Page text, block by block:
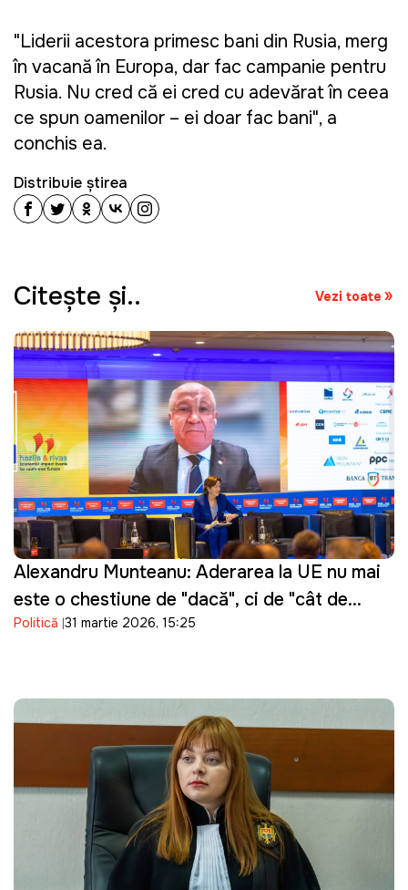
"Liderii acestora primesc bani din Rusia, merg
în vacanță în Europa, dar fac campanie pentru
Rusia. Nu cred că ei cred cu adevărat în ceea
ce spun oamenilor – ei doar fac bani", a
conchis ea.
Distribuie știrea
Citeşte şi.. Vezi toate
Alexandru Munteanu: Aderarea la UE nu mai
este o chestiune de "dacă", ci de "cât de
repede"
Politică 31 martie 2026, 15:25